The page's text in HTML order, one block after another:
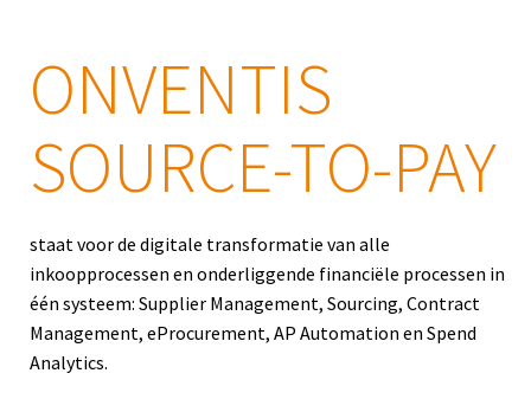
ONVENTIS
SOURCE-TO-PAY
staat voor de digitale transformatie van alle
inkoopprocessen en onderliggende financiële processen in
één systeem: Supplier Management, Sourcing, Contract
Management, eProcurement, AP Automation en Spend
Analytics.